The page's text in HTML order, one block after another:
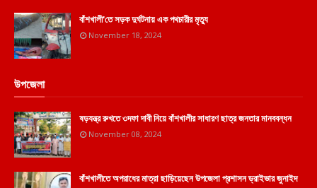
বাঁশখালী'তে সড়ক দুর্ঘটনায় এক পথচারীর মৃত্যু
November 18, 2024
উপজেলা
ষড়যন্ত্র রুখতে ৩দফা দাবী নিয়ে বাঁশখালীর সাধারণ ছাত্র জনতার মানববন্ধন
November 08, 2024
বাঁশখালীতে অপরাধের মাত্রা ছাড়িয়েছেন উপজেলা প্রশাসন ড্রাইভার জুনাইদ